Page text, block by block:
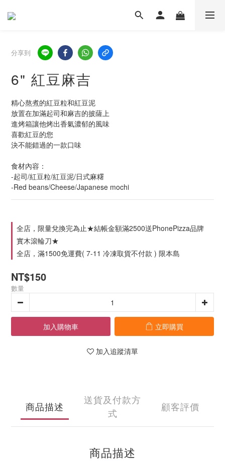
分享到
6" 紅豆麻吉
精心熬煮的紅豆粒和紅豆泥
放置在加滿起司和麻吉的披薩上
進烤箱讓他烤出香氣濃郁的風味
喜歡紅豆的您
決不能錯過的一款口味
食材內容：
-起司/紅豆粒/紅豆泥/日式麻糬
-Red beans/Cheese/Japanese mochi
全店，限量兌換完為止★結帳金額滿2500送PhonePizza品牌
實木滾輪刀★
全店，滿1500免運費( 7-11 冷凍取貨不付款 ) 限本島
NT$150
數量
加入購物車 立即購買
加入追蹤清單
商品描述
送貨及付款方
式
顧客評價
商品描述